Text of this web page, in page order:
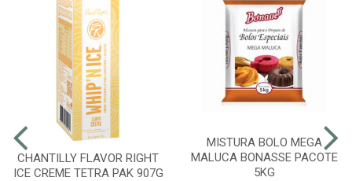
CHANTILLY FLAVOR RIGHT
ICE CREME TETRA PAK 907G
MISTURA BOLO MEGA
MALUCA BONASSE PACOTE
5KG